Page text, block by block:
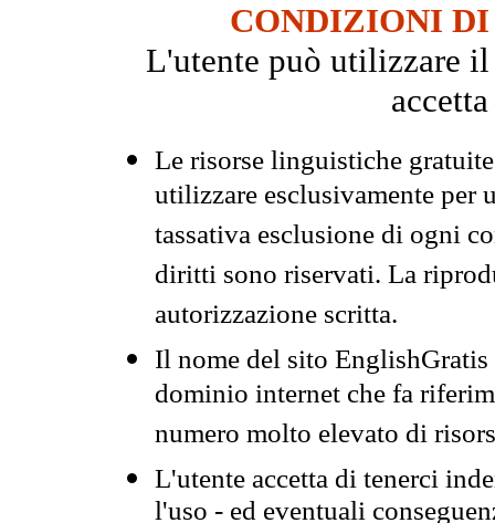
CONDIZIONI DI
L'utente può utilizzare il
Le risorse linguistiche
utilizzare esclusivamente per
tassativa esclusione di ogni
diritti sono riservati. La
autorizzazione scritta.
Il nome del sito
dominio internet che fa
numero molto elevato di
L'utente accetta di tenerci
l'uso - ed eventuali